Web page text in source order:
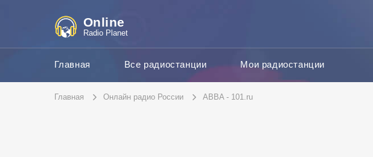
Online
Radio Planet
Главная Все радиостанции Мои радиостанции
Главная Онлайн радио России ABBA - 101.ru